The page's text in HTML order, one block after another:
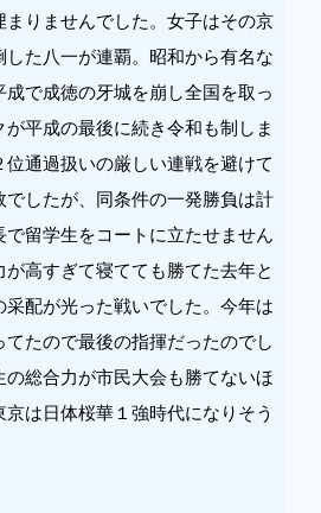
まりませんでした。女子はその京
した八一が連覇。昭和から有名な
成で成徳の牙城を崩し全国を取っ
が平成の最後に続き令和も制しま
位通過扱いの厳しい連戦を避けて
でしたが、同条件の一発勝負は計
で留学生をコートに立たせません
が高すぎて寝てても勝てた去年と
采配が光った戦いでした。今年は
てたので最後の指揮だったのでし
の総合力が市民大会も勝てないほ
京は日体桜華１強時代になりそう